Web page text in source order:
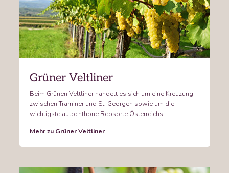
Grüner Veltliner
Beim Grünen Veltliner handelt es sich um eine Kreuzung
zwischen Traminer und St. Georgen sowie um die
wichtigste autochthone Rebsorte Österreichs.
Mehr zu Grüner Veltliner